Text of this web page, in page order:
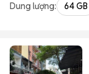
Dung lượng: 64 GB